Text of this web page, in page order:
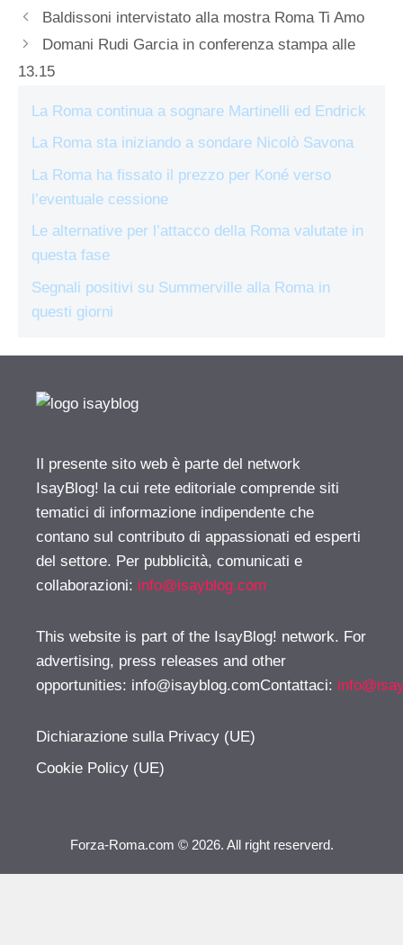
Baldissoni intervistato alla mostra Roma Ti Amo
Domani Rudi Garcia in conferenza stampa alle
13.15
La Roma continua a sognare Martinelli ed Endrick
La Roma sta iniziando a sondare Nicolò Savona
La Roma ha fissato il prezzo per Koné verso
l’eventuale cessione
Le alternative per l’attacco della Roma valutate in
questa fase
Segnali positivi su Summerville alla Roma in
questi giorni
Il presente sito web è parte del network
IsayBlog! la cui rete editoriale comprende siti
tematici di informazione indipendente che
contano sul contributo di appassionati ed esperti
del settore. Per pubblicità, comunicati e
collaborazioni: info@isayblog.com
This website is part of the IsayBlog! network. For
advertising, press releases and other
opportunities: info@isayblog.comContattaci:
Dichiarazione sulla Privacy (UE)
Cookie Policy (UE)
Forza-Roma.com © 2026. All right reserverd.